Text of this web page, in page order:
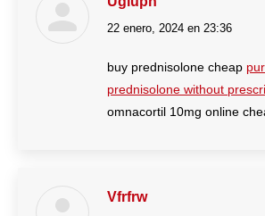
dice:
22 enero, 2024 en 23:36
buy prednisolone cheap
prednisolone without
omnacortil 10mg online
Vfrfrw